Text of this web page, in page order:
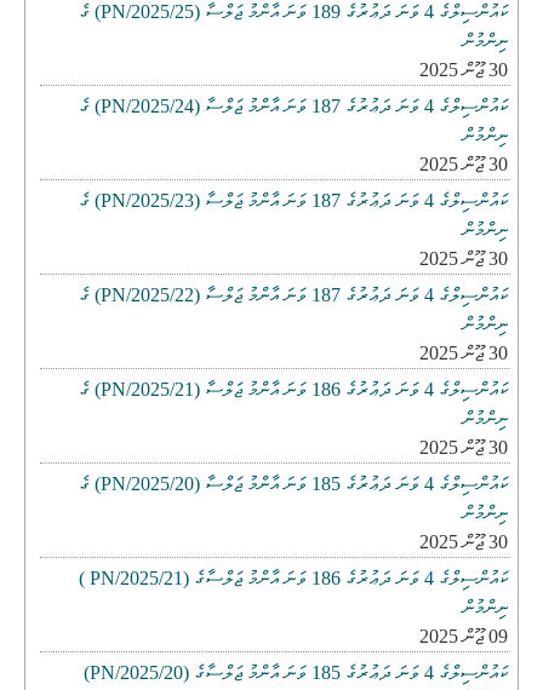
ކައުންސިލްގެ 4 ވަނަ ދަޢުރުގެ 189 ވަނަ އާންމު ޖަލްސާ (PN/2025/25) ގެ
ނިންމުން
30 ޖޫން 2025
ކައުންސިލްގެ 4 ވަނަ ދަޢުރުގެ 187 ވަނަ އާންމު ޖަލްސާ (PN/2025/24) ގެ
ނިންމުން
30 ޖޫން 2025
ކައުންސިލްގެ 4 ވަނަ ދަޢުރުގެ 187 ވަނަ އާންމު ޖަލްސާ (PN/2025/23) ގެ
ނިންމުން
30 ޖޫން 2025
ކައުންސިލްގެ 4 ވަނަ ދަޢުރުގެ 187 ވަނަ އާންމު ޖަލްސާ (PN/2025/22) ގެ
ނިންމުން
30 ޖޫން 2025
ކައުންސިލްގެ 4 ވަނަ ދަޢުރުގެ 186 ވަނަ އާންމު ޖަލްސާ (PN/2025/21) ގެ
ނިންމުން
30 ޖޫން 2025
ކައުންސިލްގެ 4 ވަނަ ދަޢުރުގެ 185 ވަނަ އާންމު ޖަލްސާ (PN/2025/20) ގެ
ނިންމުން
30 ޖޫން 2025
ކައުންސިލްގެ 4 ވަނަ ދަޢުރުގެ 186 ވަނަ އާންމު ޖަލްސާގެ (PN/2025/21 )
ނިންމުން
09 ޖޫން 2025
ކައުންސިލްގެ 4 ވަނަ ދަޢުރުގެ 185 ވަނަ އާންމު ޖަލްސާގެ (PN/2025/20)